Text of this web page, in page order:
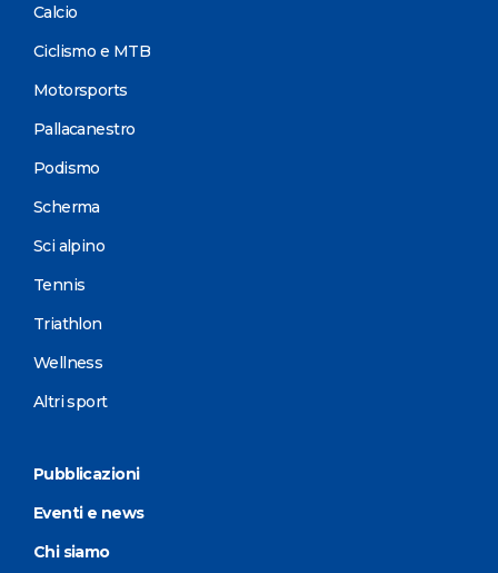
Calcio
Ciclismo e MTB
Motorsports
Pallacanestro
Podismo
Scherma
Sci alpino
Tennis
Triathlon
Wellness
Altri sport
Pubblicazioni
Eventi e news
Chi siamo